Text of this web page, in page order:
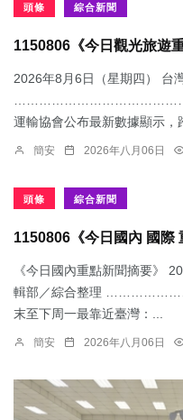
頭條 綜合新聞
1150806《今日觀光旅遊
2026年8月6日（星期四） 台
……………………………………… 1.​
運輸協會公布最新數據顯示，
簡安 2026年八月06日
頭條 綜合新聞
1150806《今日國內 國際
《今日國內重點新聞摘要》
輯部／綜合整理
末至下周一最靠近臺灣：...
簡安 2026年八月06日